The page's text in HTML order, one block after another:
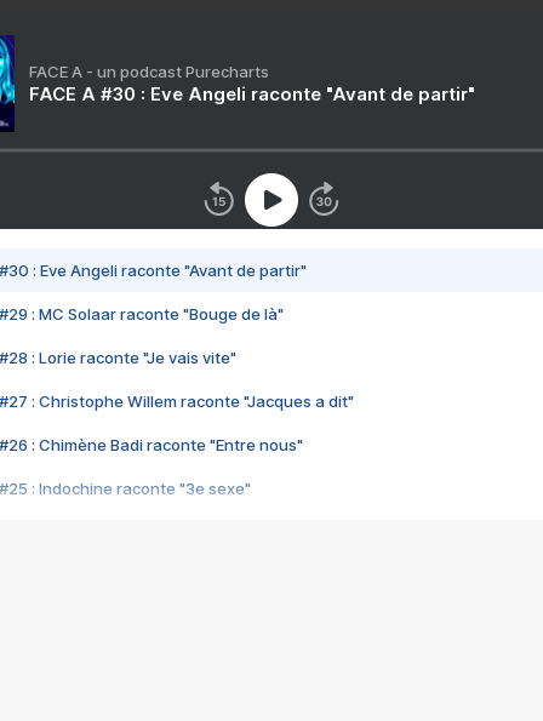
FACE A - un podcast Purecharts
FACE A #30 : Eve Angeli raconte "Avant de partir"
#30 : Eve Angeli raconte "Avant de partir"
#29 : MC Solaar raconte "Bouge de là"
#28 : Lorie raconte "Je vais vite"
#27 : Christophe Willem raconte "Jacques a dit"
#26 : Chimène Badi raconte "Entre nous"
#25 : Indochine raconte "3e sexe"